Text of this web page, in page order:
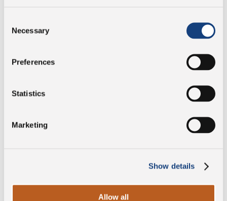
Selection
Necessary
Preferences
Statistics
Marketing
Show details
Allow all
Konservierungsstoffe